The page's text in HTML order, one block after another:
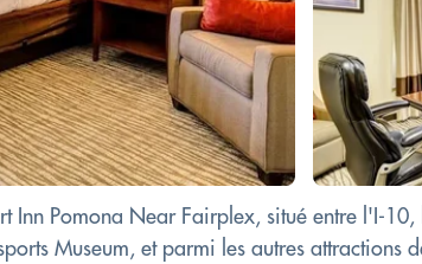
Pomona Near Fairplex, situé entre l'I-
Museum, et parmi les autres attractions